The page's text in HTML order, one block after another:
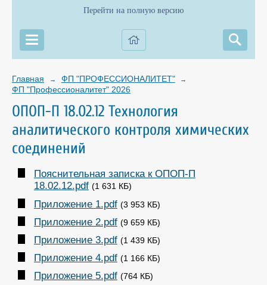
Перейти на полную версию
Главная → ФП "ПРОФЕССИОНАЛИТЕТ" →
ФП "Профессионалитет" 2026
ОПОП-П 18.02.12 Технология
аналитического контроля химических
соединений
Пояснительная записка к ОПОП-П
18.02.12.pdf (1 631 КБ)
Приложение 1.pdf (3 953 КБ)
Приложение 2.pdf (9 659 КБ)
Приложение 3.pdf (1 439 КБ)
Приложение 4.pdf (1 166 КБ)
Приложение 5.pdf (764 КБ)